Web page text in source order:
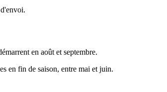
en août et septembre.
en fin de saison, entre mai et juin.